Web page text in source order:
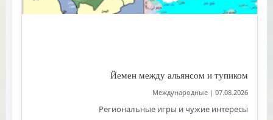
Йемен между альянсом и тупиком
07.08.2026
|
Международные
Региональные игры и чужие интересы